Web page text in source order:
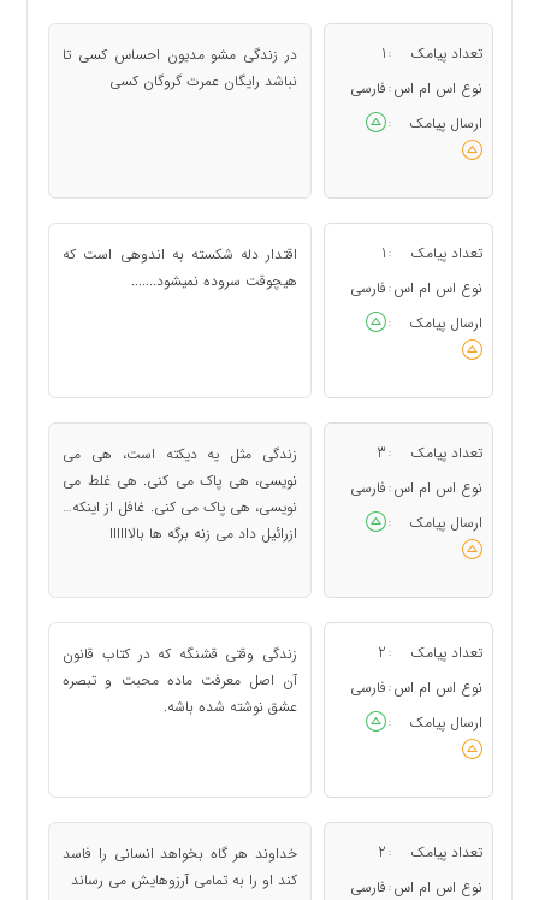
تعداد پیامک :
1
نوع اس ام اس : فارسی
ارسال پیامک
:
در زندگی مشو مدیون احساس کسی تا
نباشد رایگان عمرت گروگان کسی
تعداد پیامک :
1
نوع اس ام اس : فارسی
ارسال پیامک
:
اقتدار دله شکسته به اندوهی است که
هیچوقت سروده نمیشود.......
تعداد پیامک :
3
نوع اس ام اس : فارسی
ارسال پیامک
:
زندگی مثل یه دیکته است، هی می
نویسی، هی پاک می کنی. هی غلط می
نویسی، هی پاک می کنی. غافل از اینکه…
ازرائیل داد می زنه برگه ها بالاااااا
تعداد پیامک :
2
نوع اس ام اس : فارسی
ارسال پیامک
:
زندگی وقتی قشنگه که در کتاب قانون
آن اصل معرفت ماده محبت و تبصره
عشق نوشته شده باشه.
تعداد پیامک :
2
نوع اس ام اس : فارسی
خداوند هر گاه بخواهد انسانی را فاسد
کند او را به تمامی آرزوهایش می رساند